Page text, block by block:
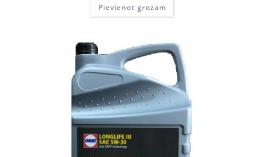
Pievienot grozam